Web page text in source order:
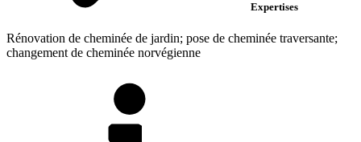
Expertises
Rénovation de cheminée de jardin; pose de cheminée traversante;
changement de cheminée norvégienne